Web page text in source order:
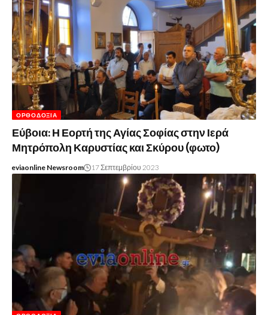
ΟΡΘΟΔΟΞΊΑ
Εύβοια: Η Εορτή της Αγίας Σοφίας στην Ιερά
Μητρόπολη Καρυστίας και Σκύρου (φωτο)
eviaonline Newsroom 17 Σεπτεμβρίου 2023